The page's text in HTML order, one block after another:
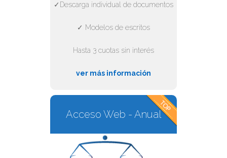
✓Descarga individual de documentos
✓ Modelos de escritos
Hasta 3 cuotas sin interés
ver más información
Acceso Web - Anual